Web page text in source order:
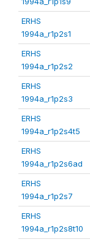
ERHS
1994a_r1p2s1
ERHS
1994a_r1p2s2
ERHS
1994a_r1p2s3
ERHS
1994a_r1p2s4t5
ERHS
1994a_r1p2s6ad
ERHS
1994a_r1p2s7
ERHS
1994a_r1p2s8t10